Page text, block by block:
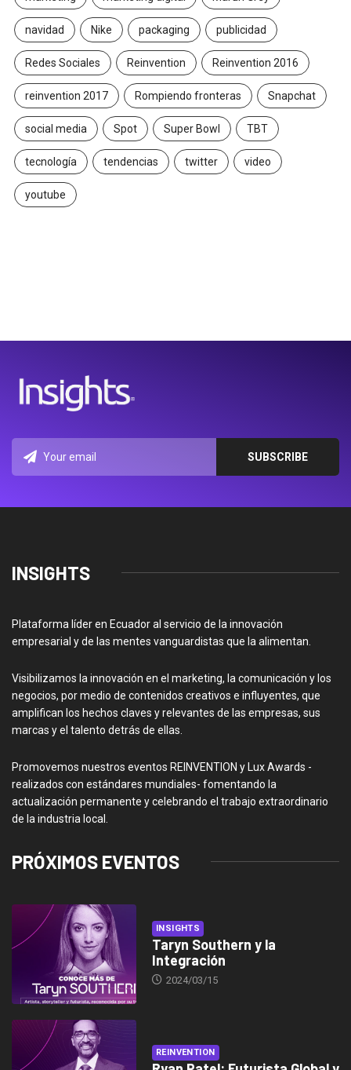
navidad Nike packaging publicidad
Redes Sociales Reinvention Reinvention 2016
reinvention 2017 Rompiendo fronteras Snapchat
social media Spot Super Bowl TBT
tecnología tendencias twitter video
youtube
INSIGHTS
Plataforma líder en Ecuador al servicio de la innovación
empresarial y de las mentes vanguardistas que la alimentan.
Visibilizamos la innovación en el marketing, la comunicación y los
negocios, por medio de contenidos creativos e influyentes, que
amplifican los hechos claves y relevantes de las empresas, sus
marcas y el talento detrás de ellas.
Promovemos nuestros eventos REINVENTION y Lux Awards -
realizados con estándares mundiales- fomentando la
actualización permanente y celebrando el trabajo extraordinario
de la industria local.
PRÓXIMOS EVENTOS
INSIGHTS
Taryn Southern y la
Integración
2024/03/15
REINVENTION